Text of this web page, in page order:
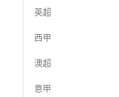
英超
西甲
澳超
意甲